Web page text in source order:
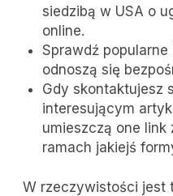
siedzibą w USA o
online.
Sprawdź
odnoszą się
Gdy skontaktujesz
interesującym
umieszczą one
ramach jakiejś
W rzeczywistości jest